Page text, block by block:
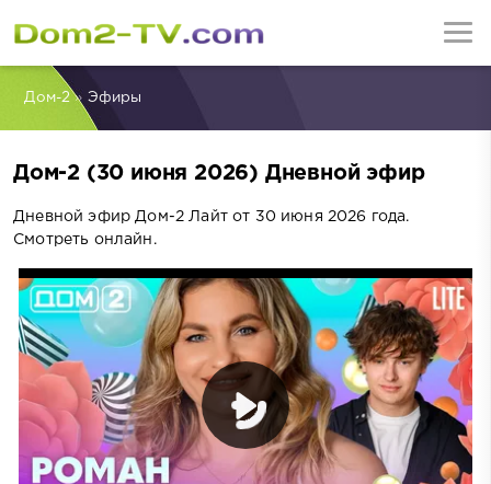
Дом-2» Эфиры
Дом-2 (30 июня 2026) Дневной эфир
Дневной эфир Дом-2 Лайт от 30 июня 2026 года.
Смотреть онлайн.